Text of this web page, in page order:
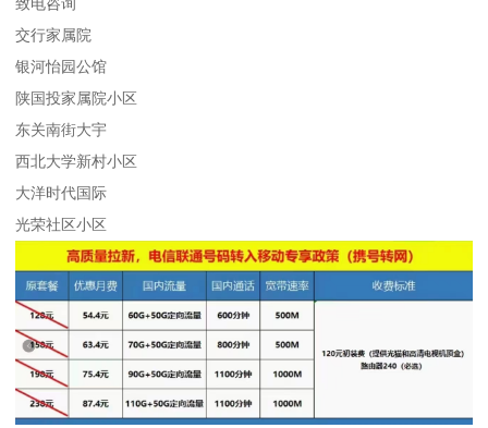
交行家属院
银河怡园公馆
陕国投家属院小区
东关南街大宇
西北大学新村小区
大洋时代国际
光荣社区小区